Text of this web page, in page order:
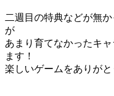
二週目の特典などが無
が
あまり育てなかったキ
ます！
楽しいゲームをありがと